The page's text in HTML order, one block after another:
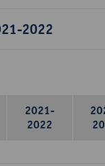
2022
2021-
2022